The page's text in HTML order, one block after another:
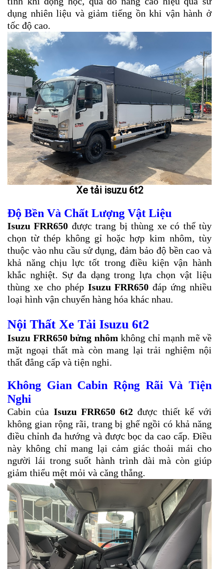
dụng nhiên liệu và giảm tiếng ồn khi vận hành ở
tốc độ cao.
Xe tải isuzu 6t2
Độ Bền Và Chất Lượng Vật Liệu
Isuzu FRR650 được trang bị thùng xe có thể tùy
chọn từ thép không gỉ hoặc hợp kim nhôm, tùy
thuộc vào nhu cầu sử dụng, đảm bảo độ bền cao và
khả năng chịu lực tốt trong điều kiện vận hành
khắc nghiệt. Sự đa dạng trong lựa chọn vật liệu
thùng xe cho phép Isuzu FRR650 đáp ứng nhiều
loại hình vận chuyển hàng hóa khác nhau.
Nội Thất Xe Tải Isuzu 6t2
Isuzu FRR650 bửng nhôm không chỉ mạnh mẽ về
mặt ngoại thất mà còn mang lại trải nghiệm nội
thất đẳng cấp và tiện nghi.
Không Gian Cabin Rộng Rãi Và Tiện
Nghi
Cabin của Isuzu FRR650 6t2 được thiết kế với
không gian rộng rãi, trang bị ghế ngồi có khả năng
điều chỉnh đa hướng và được bọc da cao cấp. Điều
này không chỉ mang lại cảm giác thoải mái cho
người lái trong suốt hành trình dài mà còn giúp
giảm thiểu mệt mỏi và căng thẳng.